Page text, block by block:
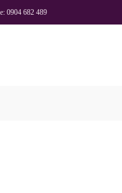
0904 682 489